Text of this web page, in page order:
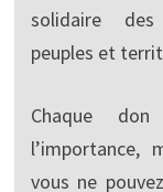
solidaire
peuples et
Chaque
l’importance,
vous ne